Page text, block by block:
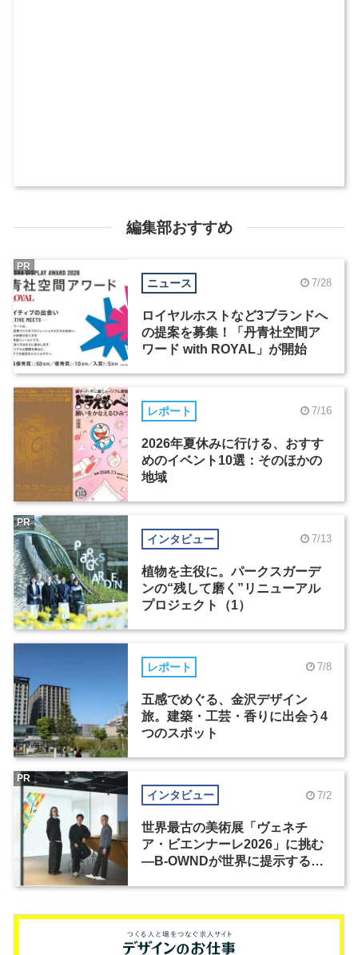
編集部おすすめ
ニュース 7/28
ロイヤルホストなど3ブランドへ
の提案を募集！「丹青社空間ア
ワード with ROYAL」が開始
PR
レポート 7/16
2026年夏休みに行ける、おすす
めのイベント10選：そのほかの
地域
インタビュー 7/13
植物を主役に。パークスガーデ
ンの“残して磨く”リニューアル
プロジェクト（1）
PR
レポート 7/8
五感でめぐる、金沢デザイン
旅。建築・工芸・香りに出会う4
つのスポット
インタビュー 7/2
世界最古の美術展「ヴェネチ
ア・ビエンナーレ2026」に挑む
―B-OWNDが世界に提示する美
PR